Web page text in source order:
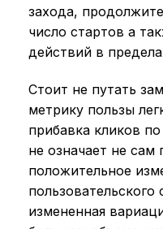
захода,
число стартов а
действий в
Стоит не путать
метрику пользы
прибавка кликов
не означает не сам
положительное
пользовательского
измененная